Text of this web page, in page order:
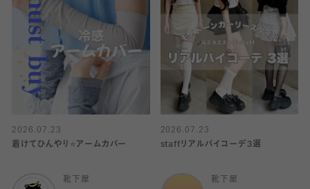
2026.07.23
着けてひんやり⭐️アームカバー
靴下屋
2026.07.23
staffリアルバイコーデ3選
靴下屋